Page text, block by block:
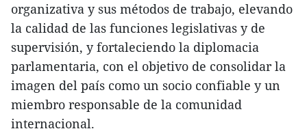
organizativa y sus métodos de trabajo, elevando
la calidad de las funciones legislativas y de
supervisión, y fortaleciendo la diplomacia
parlamentaria, con el objetivo de consolidar la
imagen del país como un socio confiable y un
miembro responsable de la comunidad
internacional.